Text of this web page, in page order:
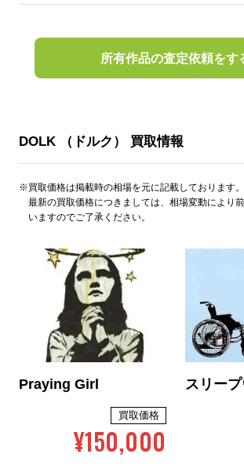
所有作品の査定依頼をす
DOLK （ドルク） 買取情報
※買取価格は掲載時の相場を元に記載しております。
最新の買取価格につきましては、相場変動により
いますのでご了承ください。
Praying Girl
買取価格
¥150,000
スリー